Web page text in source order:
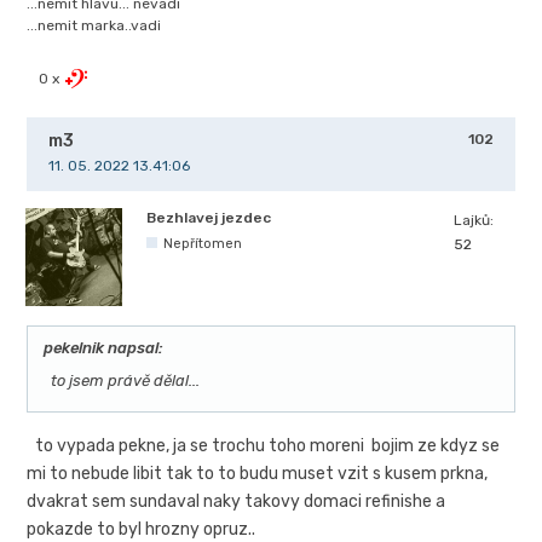
...nemit hlavu... nevadi
...nemit marka..vadi
0 x
102
m3
11. 05. 2022 13.41:06
Bezhlavej jezdec
Nepřítomen
Lajků:
52
pekelnik napsal:
to jsem právě dělal...
to vypada pekne, ja se trochu toho moreni bojim ze kdyz se
mi to nebude libit tak to to budu muset vzit s kusem prkna,
dvakrat sem sundaval naky takovy domaci refinishe a
pokazde to byl hrozny opruz..